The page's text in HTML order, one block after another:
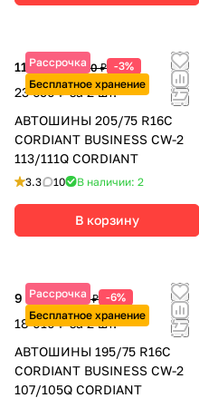
Рассрочка
Бесплатное хранение
11 825 ₽12 190 ₽ -3%
23 650 ₽ за 2 шт.
АВТОШИНЫ 205/75 R16C
CORDIANT BUSINESS CW-2
113/111Q CORDIANT
3.3 10 В наличии: 2
В корзину
Рассрочка
Бесплатное хранение
9 005 ₽9 580 ₽ -6%
18 010 ₽ за 2 шт.
АВТОШИНЫ 195/75 R16C
CORDIANT BUSINESS CW-2
107/105Q CORDIANT